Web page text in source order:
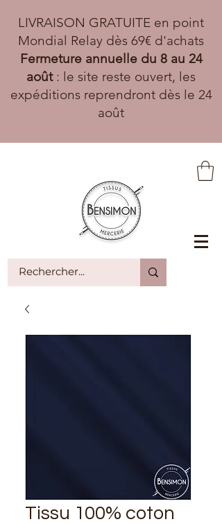
LIVRAISON GRATUITE en point
Mondial Relay dès 69€ d'achats
Fermeture annuelle du 8 au 24
août: le site reste ouvert, les
expéditions reprendront dès le 24
août
Tissu 100% coton